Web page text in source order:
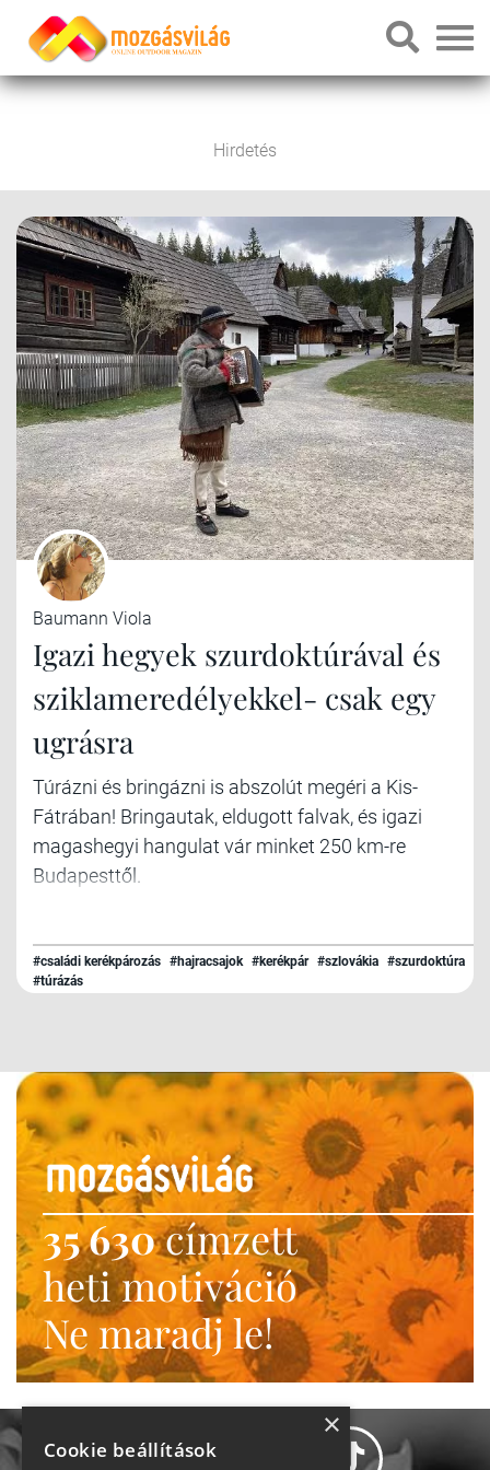
Hirdetés
Baumann Viola
Igazi hegyek szurdoktúrával és
sziklameredélyekkel- csak egy
ugrásra
Túrázni és bringázni is abszolút megéri a Kis-
Fátrában! Bringautak, eldugott falvak, és igazi
magashegyi hangulat vár minket 250 km-re
Budapesttől.
#családi kerékpározás #hajracsajok #kerékpár #szlovákia #szurdoktúra
#túrázás
35 630címzett
heti motiváció
Ne maradj le!
×
Cookie beállítások